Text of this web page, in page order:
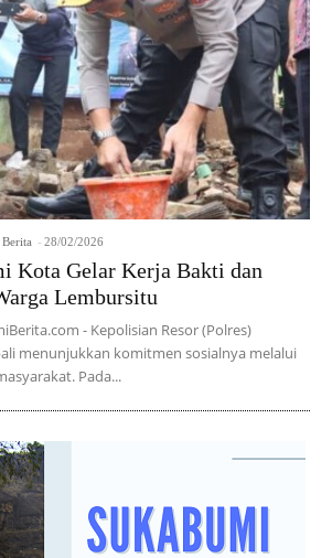
- 28/02/2026
Kota Gelar Kerja Bakti dan
Lembursitu
- Kepolisian Resor (Polres)
menunjukkan komitmen sosialnya melalui
Pada...